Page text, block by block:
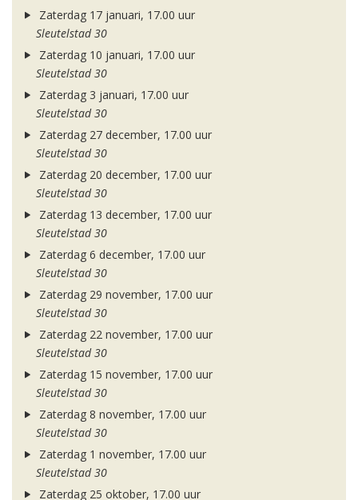
Zaterdag 17 januari, 17.00 uur
Sleutelstad 30
Zaterdag 10 januari, 17.00 uur
Sleutelstad 30
Zaterdag 3 januari, 17.00 uur
Sleutelstad 30
Zaterdag 27 december, 17.00 uur
Sleutelstad 30
Zaterdag 20 december, 17.00 uur
Sleutelstad 30
Zaterdag 13 december, 17.00 uur
Sleutelstad 30
Zaterdag 6 december, 17.00 uur
Sleutelstad 30
Zaterdag 29 november, 17.00 uur
Sleutelstad 30
Zaterdag 22 november, 17.00 uur
Sleutelstad 30
Zaterdag 15 november, 17.00 uur
Sleutelstad 30
Zaterdag 8 november, 17.00 uur
Sleutelstad 30
Zaterdag 1 november, 17.00 uur
Sleutelstad 30
Zaterdag 25 oktober, 17.00 uur